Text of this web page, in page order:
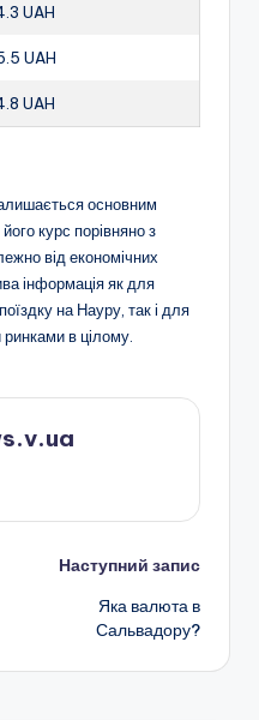
UAH
UAH
UAH
основним
курс порівняно з
від економічних
інформація як для
на Науру, так і для
в цілому.
Наступний запис
Яка валюта в
Сальвадору?